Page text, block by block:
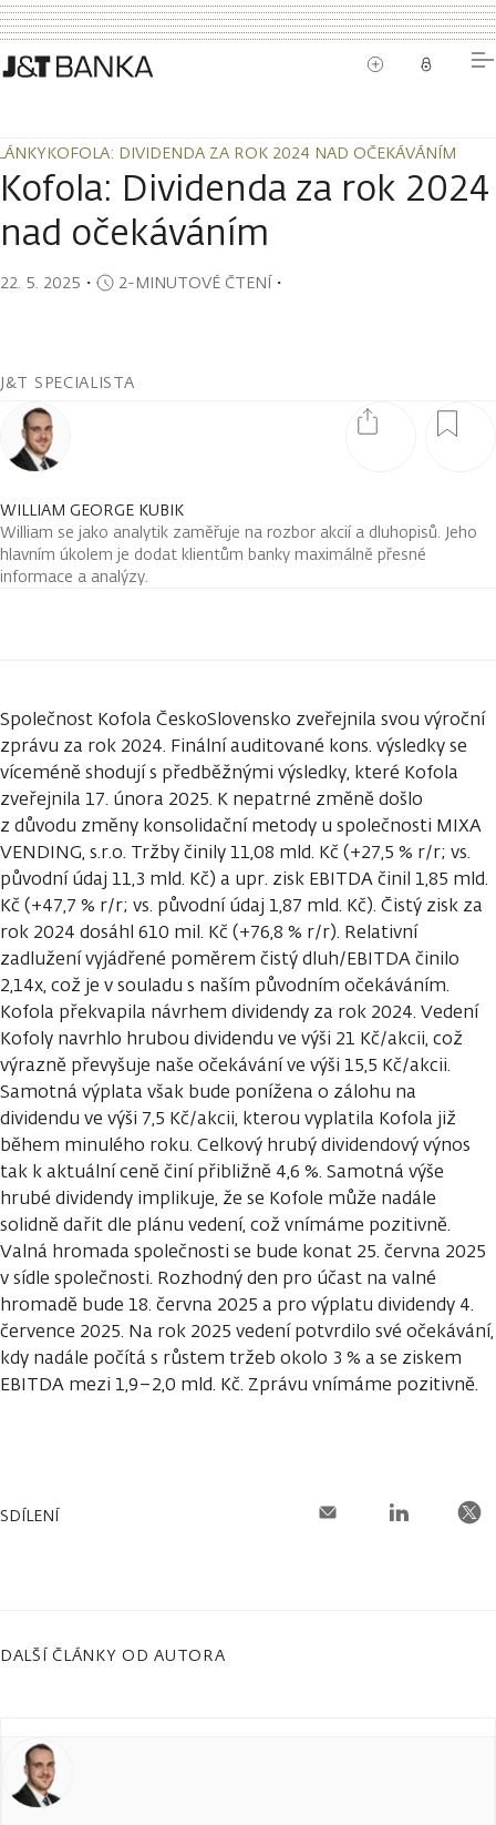
KOFOLA: DIVIDENDA ZA ROK 2024 NAD OČEKÁVÁNÍM
KOFOLA: DIVIDENDA ZA ROK 2024 NAD OČEKÁVÁNÍM
Kofola: Dividenda za rok 2024
nad očekáváním
22. 5. 2025 ・ 2-MINUTOVÉ ČTENÍ・
J&T SPECIALISTA
WILLIAM GEORGE KUBIK
William se jako analytik zaměřuje na rozbor akcií a dluhopisů. Jeho
hlavním úkolem je dodat klientům banky maximálně přesné
informace a analýzy.
Společnost Kofola ČeskoSlovensko zveřejnila svou výroční
zprávu za rok 2024. Finální auditované kons. výsledky se
víceméně shodují s předběžnými výsledky, které Kofola
zveřejnila 17. února 2025. K nepatrné změně došlo
z důvodu změny konsolidační metody u společnosti MIXA
VENDING, s.r.o. Tržby činily 11,08 mld. Kč (+27,5 % r/r; vs.
původní údaj 11,3 mld. Kč) a upr. zisk EBITDA činil 1,85 mld.
Kč (+47,7 % r/r; vs. původní údaj 1,87 mld. Kč). Čistý zisk za
rok 2024 dosáhl 610 mil. Kč (+76,8 % r/r). Relativní
zadlužení vyjádřené poměrem čistý dluh/EBITDA činilo
2,14x, což je v souladu s naším původním očekáváním.
Kofola překvapila návrhem dividendy za rok 2024. Vedení
Kofoly navrhlo hrubou dividendu ve výši 21 Kč/akcii, což
výrazně převyšuje naše očekávání ve výši 15,5 Kč/akcii.
Samotná výplata však bude ponížena o zálohu na
dividendu ve výši 7,5 Kč/akcii, kterou vyplatila Kofola již
během minulého roku. Celkový hrubý dividendový výnos
tak k aktuální ceně činí přibližně 4,6 %. Samotná výše
hrubé dividendy implikuje, že se Kofole může nadále
solidně dařit dle plánu vedení, což vnímáme pozitivně.
Valná hromada společnosti se bude konat 25. června 2025
v sídle společnosti. Rozhodný den pro účast na valné
hromadě bude 18. června 2025 a pro výplatu dividendy 4.
července 2025. Na rok 2025 vedení potvrdilo své očekávání,
kdy nadále počítá s růstem tržeb okolo 3 % a se ziskem
EBITDA mezi 1,9–2,0 mld. Kč. Zprávu vnímáme pozitivně.
SDÍLENÍ
DALŠÍ ČLÁNKY OD AUTORA